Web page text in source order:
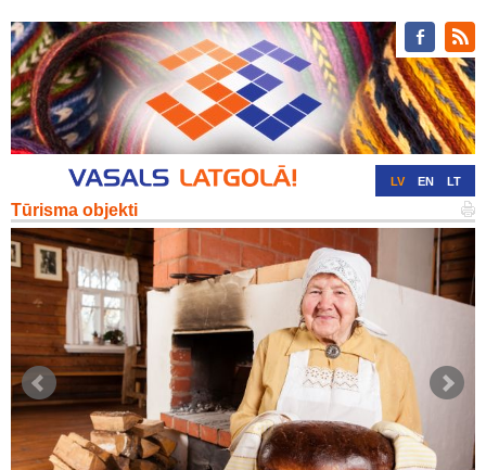
LV EN LT
Tūrisma objekti